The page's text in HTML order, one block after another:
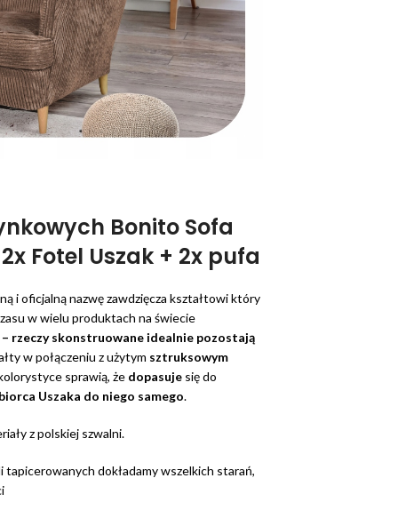
Bonito Sofa
Fotel Uszak + 2x pufa
i oficjalną nazwę zawdzięcza kształtowi który
w wielu produktach na świecie
rzeczy skonstruowane idealnie pozostają
w połączeniu z użytym sztruksowym
sprawią, że dopasuje się do
Uszaka do niego samego.
z polskiej szwalni.
dokładamy wszelkich starań,